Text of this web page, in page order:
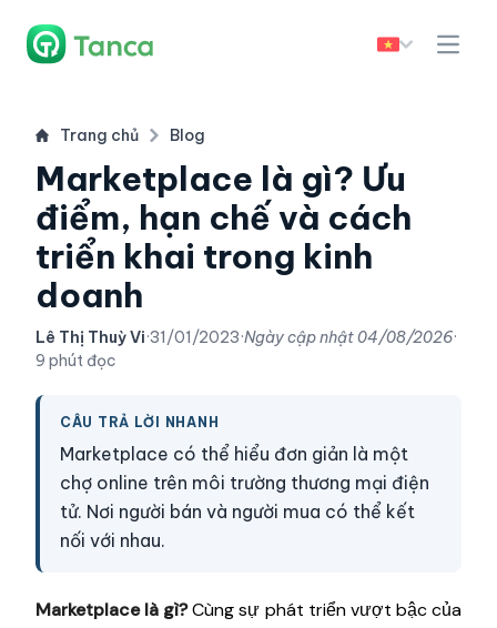
Trang chủ Blog
Marketplace là gì? Ưu
điểm, hạn chế và cách
triển khai trong kinh
doanh
Lê Thị Thuỳ Vi·31/01/2023·Ngày cập nhật04/08/2026·
9 phút đọc
CÂU TRẢ LỜI NHANH
Marketplace có thể hiểu đơn giản là một
chợ online trên môi trường thương mại điện
tử. Nơi người bán và người mua có thể kết
nối với nhau.
Marketplace là gì?Cùng sự phát triển vượt bậc của